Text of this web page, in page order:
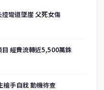
彎道墜崖 父死女傷
經費流轉近5,500萬銖
槍手自戕 動機待查
房地產